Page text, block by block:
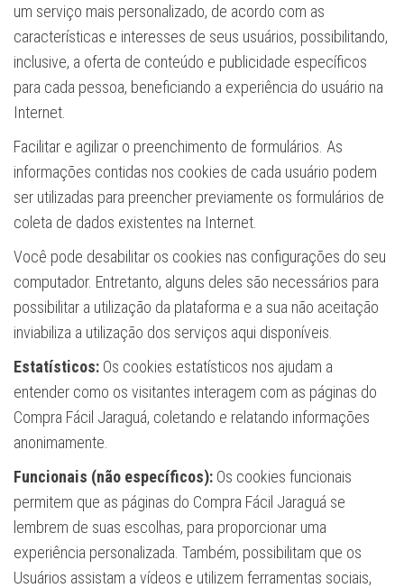
um serviço mais personalizado, de acordo com as
características e interesses de seus usuários, possibilitando,
inclusive, a oferta de conteúdo e publicidade específicos
para cada pessoa, beneficiando a experiência do usuário na
Internet.
Facilitar e agilizar o preenchimento de formulários. As
informações contidas nos cookies de cada usuário podem
ser utilizadas para preencher previamente os formulários de
coleta de dados existentes na Internet.
Você pode desabilitar os cookies nas configurações do seu
computador. Entretanto, alguns deles são necessários para
possibilitar a utilização da plataforma e a sua não aceitação
inviabiliza a utilização dos serviços aqui disponíveis.
Estatísticos: Os cookies estatísticos nos ajudam a
entender como os visitantes interagem com as páginas do
Compra Fácil Jaraguá, coletando e relatando informações
anonimamente.
Funcionais (não específicos): Os cookies funcionais
permitem que as páginas do Compra Fácil Jaraguá se
lembrem de suas escolhas, para proporcionar uma
experiência personalizada. Também, possibilitam que os
Usuários assistam a vídeos e utilizem ferramentas sociais,